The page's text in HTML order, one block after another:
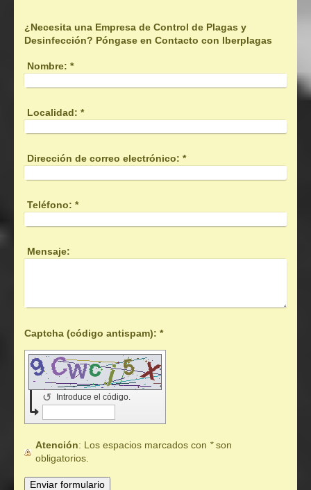
¿Necesita una Empresa de Control de Plagas y
Desinfección? Póngase en Contacto con Iberplagas
Nombre: *
Localidad: *
Dirección de correo electrónico: *
Teléfono: *
Mensaje:
Captcha (código antispam): *
Introduce el código.
↺
Atención : Los espacios marcados con *son
obligatorios.